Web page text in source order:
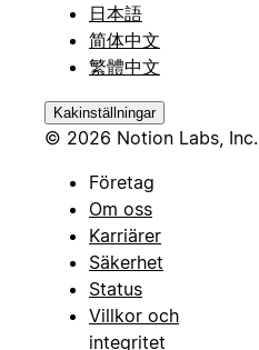
日本語
简体中文
繁體中文
Kakinställningar
© 2026 Notion Labs, Inc.
Företag
Om oss
Karriärer
Säkerhet
Status
Villkor och
integritet